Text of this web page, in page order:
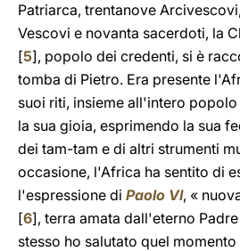
Patriarca, trentanove
Vescovi e novanta sacerdoti, la
[5], popolo dei credenti, si è
tomba di Pietro. Era presente
suoi riti, insieme all'intero
la sua gioia, esprimendo la sua
dei tam-tam e di altri strumenti
occasione, l'Africa ha sentito di
l'espressione di Paolo VI, «
[6], terra amata dall'eterno
stesso ho salutato quel